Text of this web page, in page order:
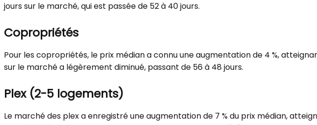
jours sur le marché, qui est passée de 52 à 40 jours.
Copropriétés
Pour les copropriétés, le prix médian a connu une augmentation de 4 %,
sur le marché a légèrement diminué, passant de 56 à 48 jours.
Plex (2-5 logements)
Le marché des plex a enregistré une augmentation de 7 % du prix médian,